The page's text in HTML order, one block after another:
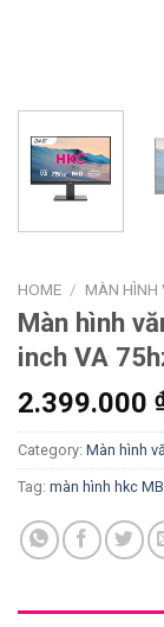
HOME / MÀN HÌNH
Màn hình
inch VA
2.399.000
Category: Màn hình
Tag: màn hình hkc